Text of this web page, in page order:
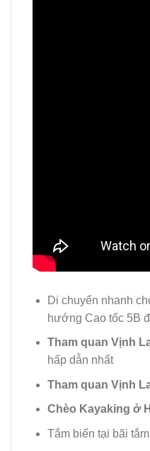
Di chuyển nhanh
hướng Cao tốc 5B
Tham quan Vịnh
hấp dẫn nhất
Tham quan Vịnh
Chèo Kayaking ở
Tắm biển tại bãi